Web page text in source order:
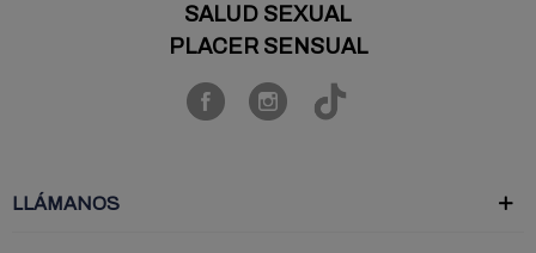
SALUD SEXUAL
PLACER SENSUAL
LLÁMANOS